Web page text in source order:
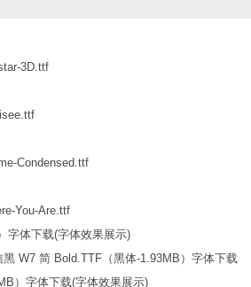
3D.ttf
Condensed.ttf
You-Are.ttf
W7 简 Bold.TTF（黑体-1.93MB）字体下载